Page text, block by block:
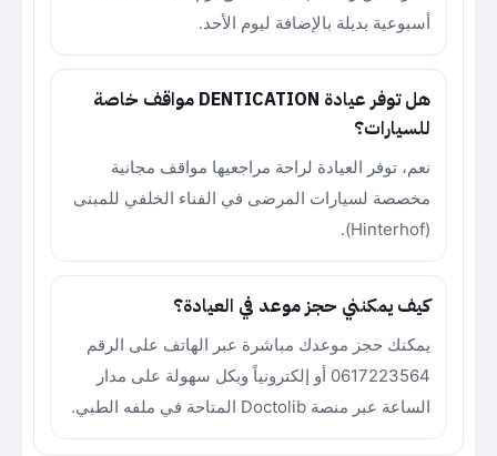
أسبوعية بديلة بالإضافة ليوم الأحد.
هل توفر عيادة DENTICATION مواقف خاصة
للسيارات؟
نعم، توفر العيادة لراحة مراجعيها مواقف مجانية
مخصصة لسيارات المرضى في الفناء الخلفي للمبنى
(Hinterhof).
كيف يمكنني حجز موعد في العيادة؟
يمكنك حجز موعدك مباشرة عبر الهاتف على الرقم
0617223564 أو إلكترونياً وبكل سهولة على مدار
الساعة عبر منصة Doctolib المتاحة في ملفه الطبي.